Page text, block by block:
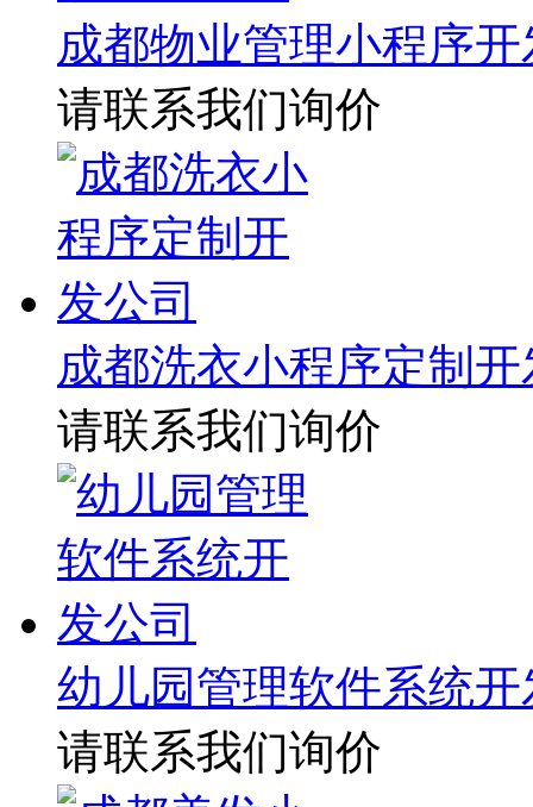
成都物业管理小程序
请联系我们询价
成都洗衣小程序定制
请联系我们询价
幼儿园管理软件系统
请联系我们询价